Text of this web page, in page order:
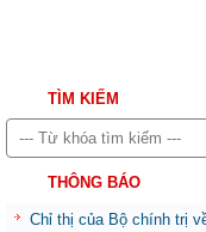
TÌM KIẾM
THÔNG BÁO
Chỉ thị của Bộ chính trị